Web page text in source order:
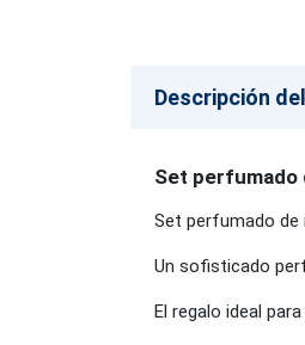
Descripción
Set perfumado
Set perfumado de
Un sofisticado
El regalo ideal